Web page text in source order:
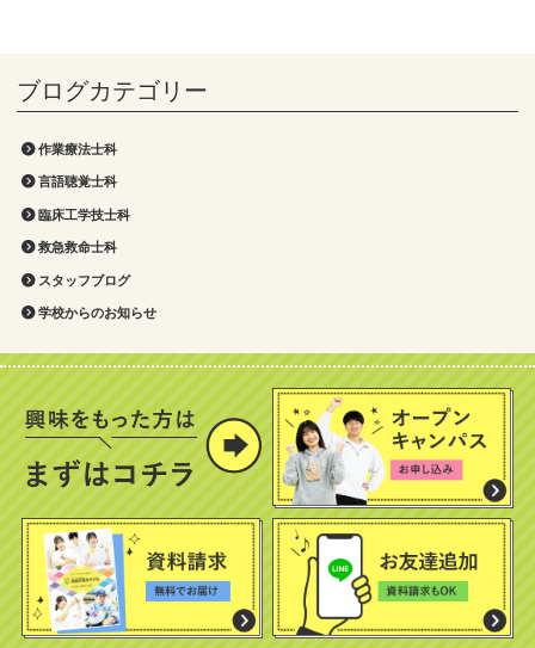
作業療法士科
言語聴覚士科
臨床工学技士科
救急救命士科
スタッフブログ
学校からのお知らせ